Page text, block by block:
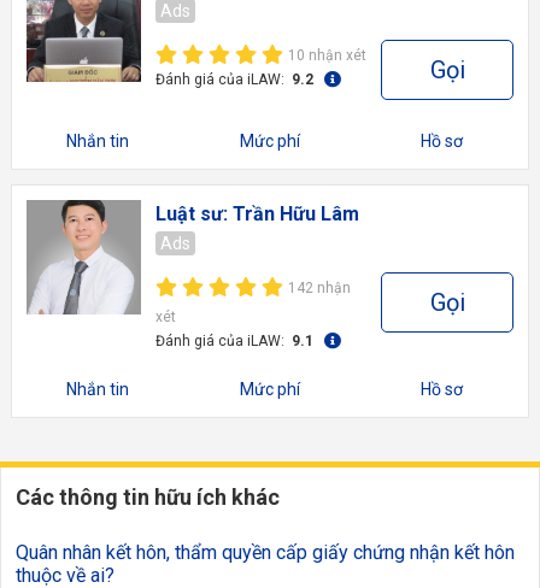
Ads
10 nhận xét
Đánh giá của iLAW: 9.2 Gọi
Nhắn tin Mức phí Hồ sơ
Luật sư: Trần Hữu Lâm
Ads
142 nhận
xét
Đánh giá của iLAW: 9.1
Gọi
Nhắn tin Mức phí Hồ sơ
Các thông tin hữu ích khác
Quân nhân kết hôn, thẩm quyền cấp giấy chứng nhận kết hôn
thuộc về ai?